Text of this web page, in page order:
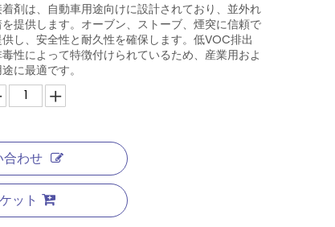
剤は、自動車用途向けに設計されており、並外れ
提供します。オーブン、ストーブ、煙突に信頼で
し、安全性と耐久性を確保します。低VOC排出
性によって特徴付けられているため、産業用およ
に最適です。
合わせ
ット